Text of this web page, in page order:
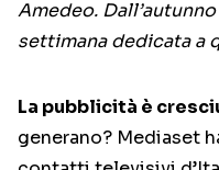
Amedeo.
settimana dedicata a
La pubblicità è
generano? Mediaset